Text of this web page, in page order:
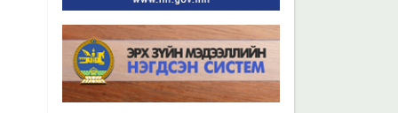
Бүх мэдээ